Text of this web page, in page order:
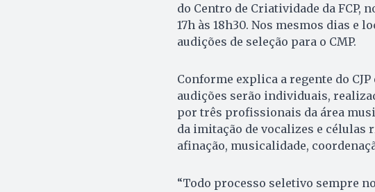
do Centro de Criatividade da FCP,
17h às 18h30. Nos mesmos dias e
audições de seleção para o CMP.
Conforme explica a regente do CJP
audições serão individuais,
por três profissionais da área
da imitação de vocalizes e
afinação, musicalidade,
“Todo processo seletivo sempre